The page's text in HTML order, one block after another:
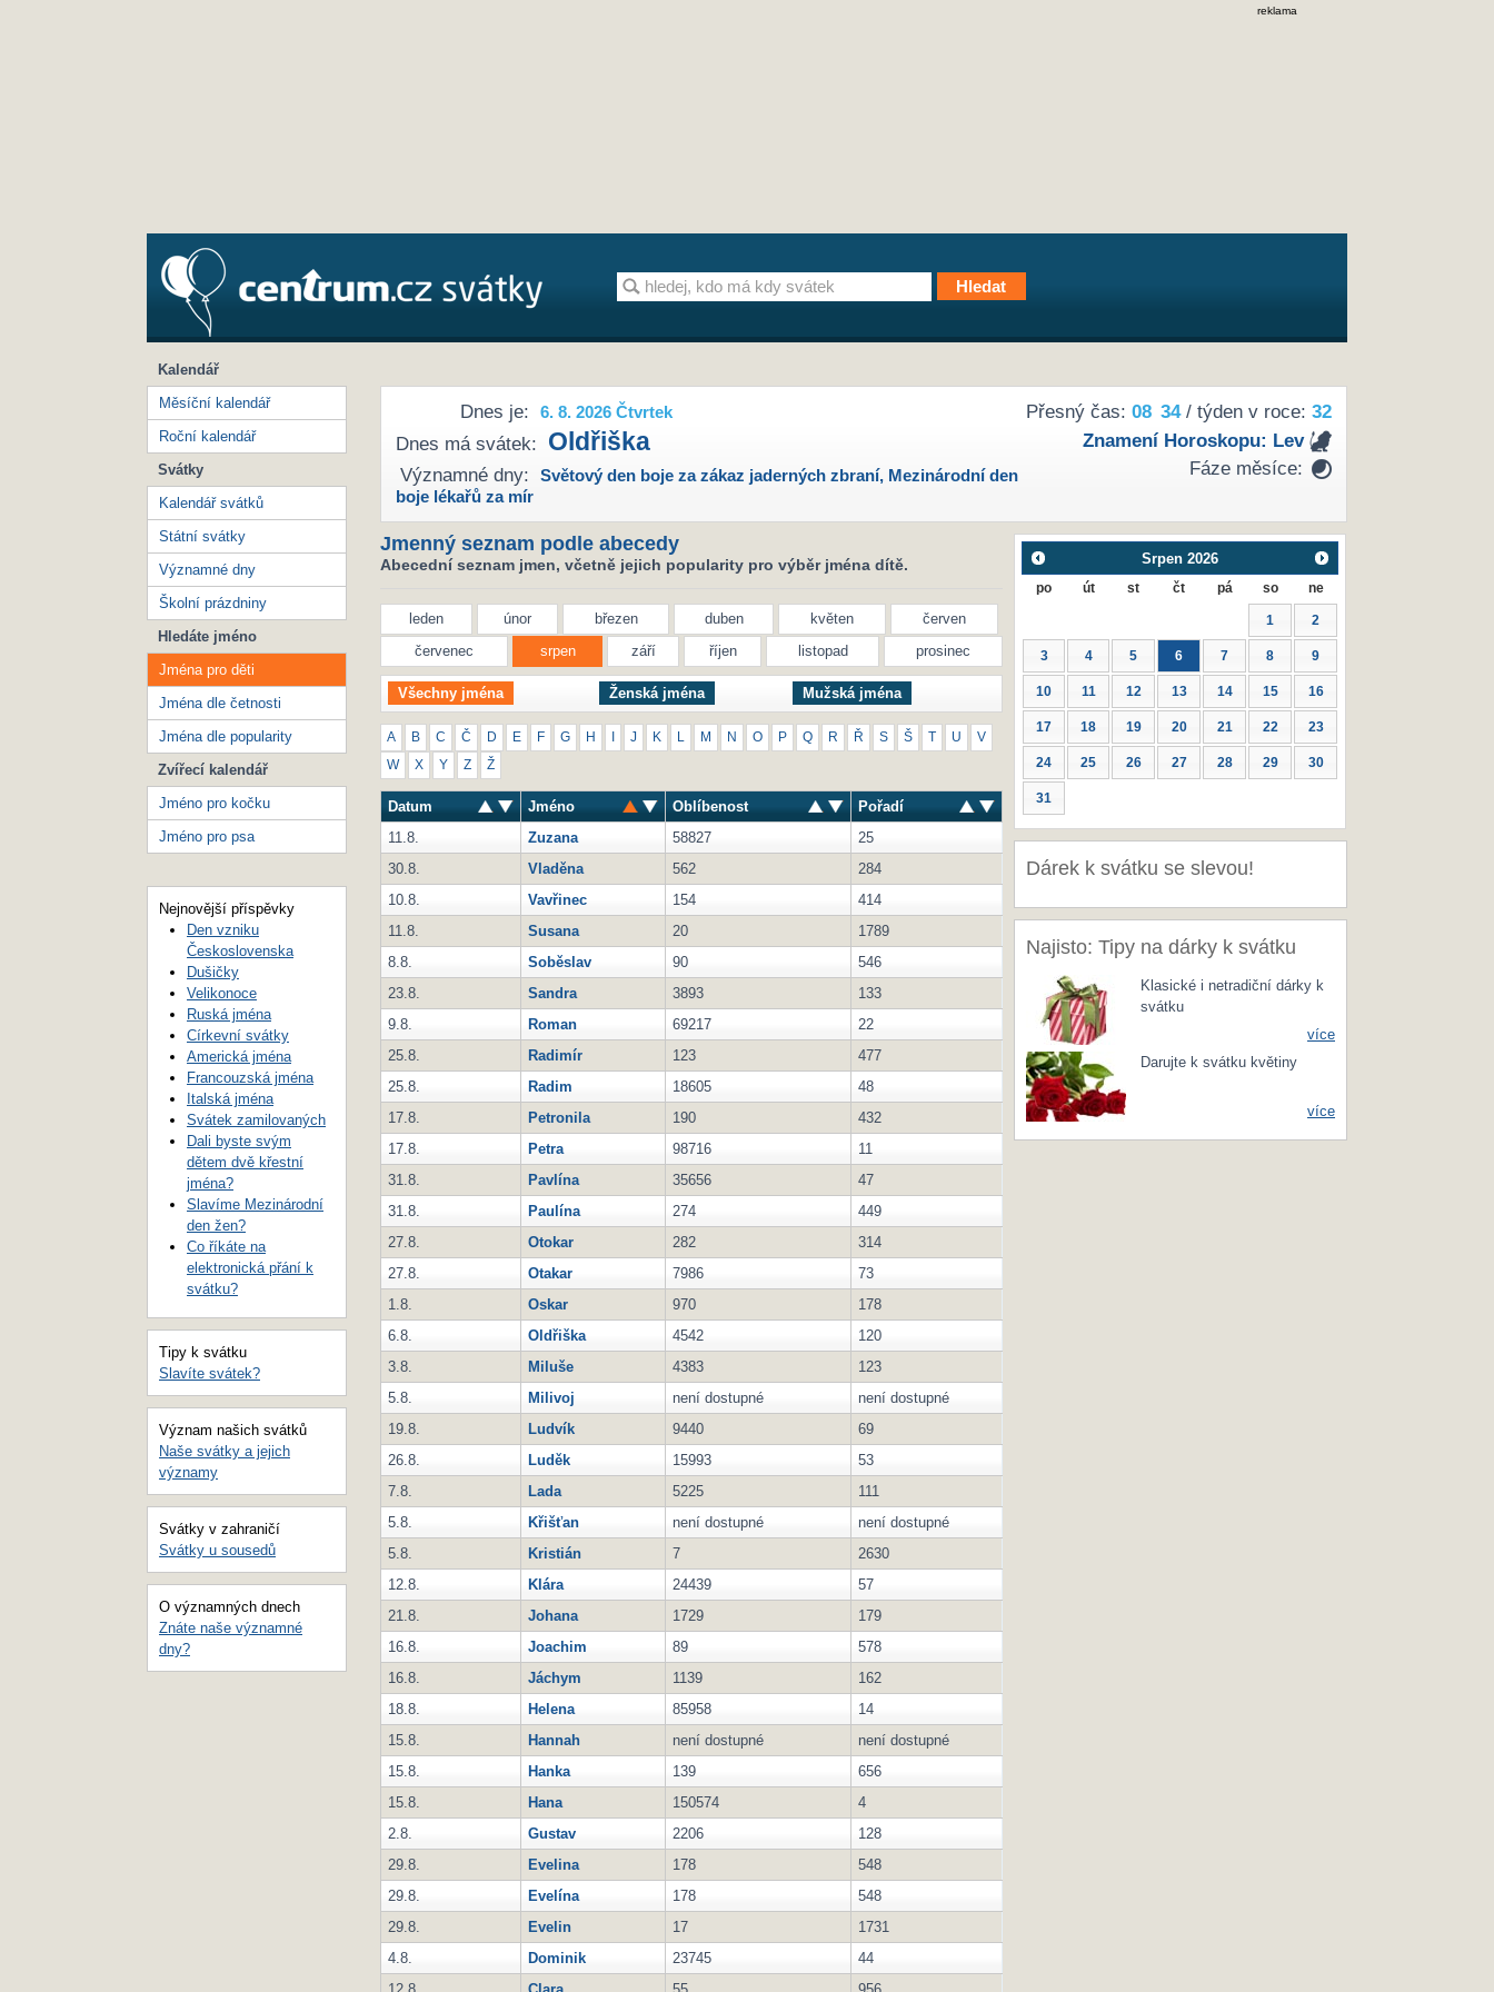
reklama
Přesný čas: 08 34/ týden v roce: 32
Znamení Horoskopu: Lev
Fáze měsíce:
Dnes je: 6. 8. 2026 Čtvrtek
Dnes má svátek: Oldřiška
Významné dny: Světový den boje za zákaz jaderných zbraní, Mezinárodní den
boje lékařů za mír
Jmenný seznam podle abecedy
Abecední seznam jmen, včetně jejich popularity pro výběr jména dítě.
leden únor březen duben květen
červen
červenec
srpen září říjen listopad prosinec
Všechny jména Ženská jména Mužská jména
A B C Č D E F G H J K M N O P Q R Ř S Š T U V
W X Y Z Ž
Datum Jméno Oblíbenost
Pořadí
11.8.
Zuzana 58827
25
30.8.
Vladěna 562
284
10.8.
Vavřinec 154
414
11.8.
Susana 20
1789
8.8.
Soběslav 90
546
23.8.
Sandra 3893
133
9.8.
Roman 69217
22
25.8.
Radimír 123
477
25.8.
Radim 18605
48
17.8.
Petronila 190
432
17.8.
Petra 98716
11
31.8.
Pavlína 35656
47
31.8.
Paulína 274
449
27.8.
Otokar 282
314
27.8.
Otakar 7986
73
1.8.
Oskar 970
178
6.8.
Oldřiška 4542
120
3.8.
Miluše 4383
123
5.8.
Milivoj není dostupné
není dostupné
19.8.
Ludvík 9440
69
26.8.
Luděk 15993
53
7.8.
Lada 5225
111
5.8.
Křišťan není dostupné
není dostupné
5.8.
Kristián 7
2630
12.8.
Klára 24439
57
21.8.
Johana 1729
179
16.8.
Joachim 89
578
16.8.
Jáchym 1139
162
18.8.
Helena 85958
14
15.8.
Hannah není dostupné
není dostupné
15.8.
Hanka 139
656
15.8.
Hana 150574
4
2.8.
Gustav 2206
128
29.8.
Evelina 178
548
29.8.
Evelína 178
548
29.8.
Evelin 17
1731
4.8.
Dominik 23745
44
Srpen 2026
po út st čt pá so ne
1 2
3 4 5 6 7 8 9
10 11 12 13 14 15 16
17 18 19 20 21 22 23
24 25 26 27 28 29 30
31
Dárek k svátku se slevou!
Najisto: Tipy na dárky k svátku
Klasické i netradiční dárky k
svátku
více
Darujte k svátku květiny
více
Kalendář
Měsíční kalendář
Roční kalendář
Svátky
Kalendář svátků
Státní svátky
Významné dny
Školní prázdniny
Hledáte jméno
Jména pro děti
Jména dle četnosti
Jména dle popularity
Zvířecí kalendář
Jméno pro kočku
Jméno pro psa
Nejnovější příspěvky
Den vzniku
Československa
Dušičky
Velikonoce
Ruská jména
Církevní svátky
Americká jména
Francouzská jména
Italská jména
Svátek zamilovaných
Dali byste svým
dětem dvě křestní
jména?
Slavíme Mezinárodní
den žen?
Co říkáte na
elektronická přání k
svátku?
Tipy k svátku
Slavíte svátek?
Význam našich svátků
Naše svátky a jejich
významy
Svátky v zahraničí
Svátky u sousedů
O významných dnech
Znáte naše významné
dny?